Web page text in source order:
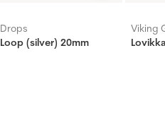
Drops
Loop (silver) 20mm
Viking